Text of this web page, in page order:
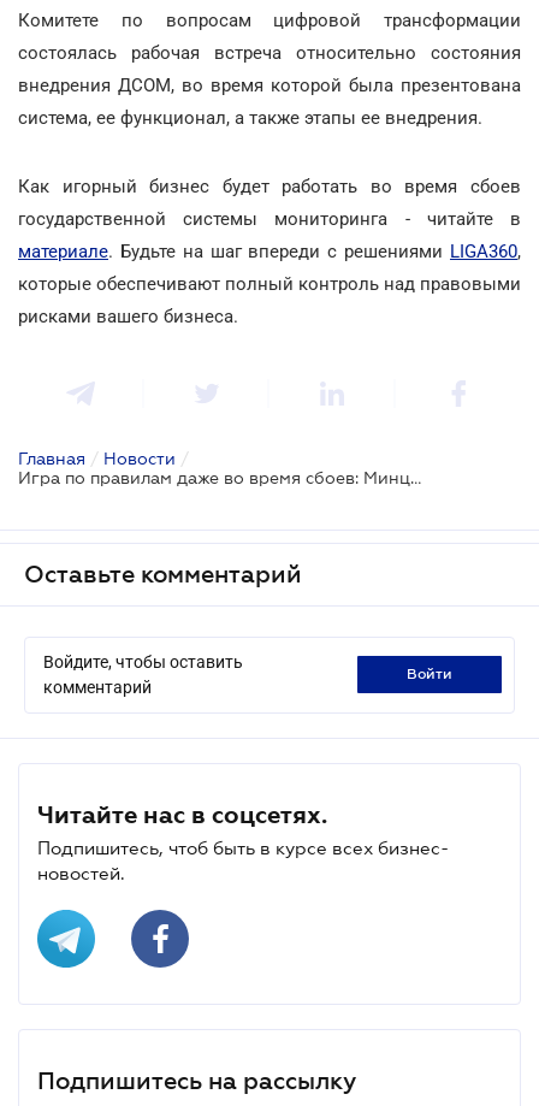
Комитете по вопросам цифровой трансформации
состоялась рабочая встреча относительно состояния
внедрения ДСОМ, во время которой была презентована
система, ее функционал, а также этапы ее внедрения.
Как игорный бизнес будет работать во время сбоев
государственной системы мониторинга - читайте в
материале. Будьте на шаг впереди с решениями LIGA360,
которые обеспечивают полный контроль над правовыми
рисками вашего бизнеса.
Главная / Новости /
Игра по правилам даже во время сбоев: Минцифры урегулировало работу гемблинг-сектора без онлайн-мониторинга
Оставьте комментарий
Войдите, чтобы оставить
комментарий
войти
Читайте нас в соцсетях.
Подпишитесь, чтоб быть в курсе всех бизнес-
новостей.
Подпишитесь на рассылку